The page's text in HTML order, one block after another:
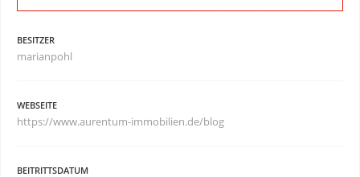
BESITZER
marianpohl
WEBSEITE
https://www.aurentum-immobilien.de/blog
BEITRITTSDATUM